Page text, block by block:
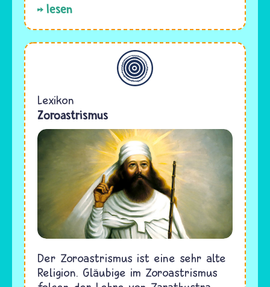
lesen
Allgemein
Lexikon
Zoroastrismus
Der Zoroastrismus ist eine sehr alte
Religion. Gläubige im Zoroastrismus